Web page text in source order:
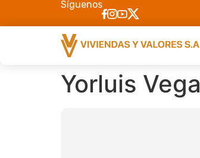
Síguenos
Yorluis Vega